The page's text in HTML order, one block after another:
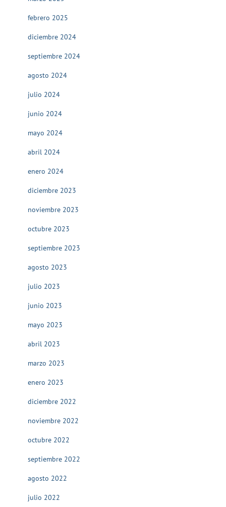
febrero 2025
diciembre 2024
septiembre 2024
agosto 2024
julio 2024
junio 2024
mayo 2024
abril 2024
enero 2024
diciembre 2023
noviembre 2023
octubre 2023
septiembre 2023
agosto 2023
julio 2023
junio 2023
mayo 2023
abril 2023
marzo 2023
enero 2023
diciembre 2022
noviembre 2022
octubre 2022
septiembre 2022
agosto 2022
julio 2022